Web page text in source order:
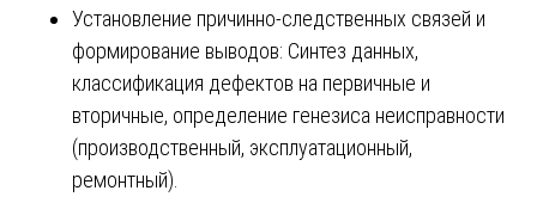
Установление причинно-следственных связей и
формирование выводов: Синтез данных,
классификация дефектов на первичные и
вторичные, определение генезиса неисправности
(производственный, эксплуатационный,
ремонтный).